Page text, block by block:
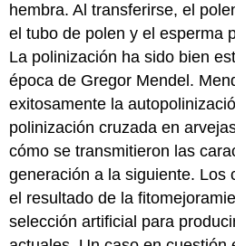
hembra. Al transferirse, el
el tubo de polen y el esperma
La polinización ha sido bien
época de Gregor Mendel.
exitosamente la
polinización cruzada en
cómo se transmitieron las
generación a la siguiente. Los
el resultado de la
selección artificial para